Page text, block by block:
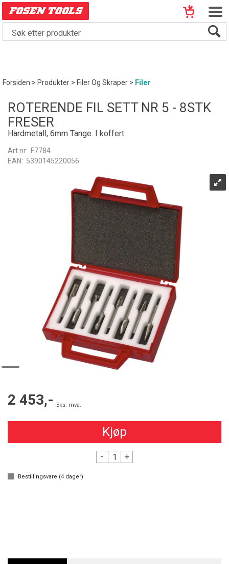
Forsiden>Produkter>Filer Og Skraper> Filer
ROTERENDE FIL SETT NR 5 - 8STK
FRESER
Hardmetall, 6mm Tange. I koffert
Art.nr: F7784
EAN: 5390145220056
2 453,- Eks. mva.
Kjøp
- +
Bestillingsvare (4 dager)